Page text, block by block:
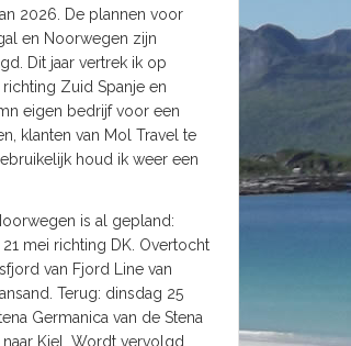
2026. De plannen voor
en Noorwegen zijn
Dit jaar vertrek ik op
Zuid Spanje en
eigen bedrijf voor een
klanten van Mol Travel te
houd ik weer een
is al gepland:
mei richting DK. Overtocht
van Fjord Line van
Terug: dinsdag 25
Germanica van de Stena
Kiel. Wordt vervolgd.